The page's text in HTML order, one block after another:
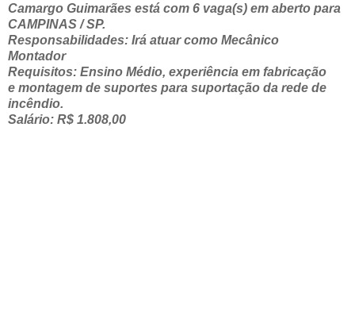
Camargo Guimarães está com 6 vaga(s) em aberto para
CAMPINAS / SP.
Responsabilidades: Irá atuar como Mecânico
Montador
Requisitos: Ensino Médio, experiência em fabricação
e montagem de suportes para suportação da rede de
incêndio.
Salário: R$ 1.808,00